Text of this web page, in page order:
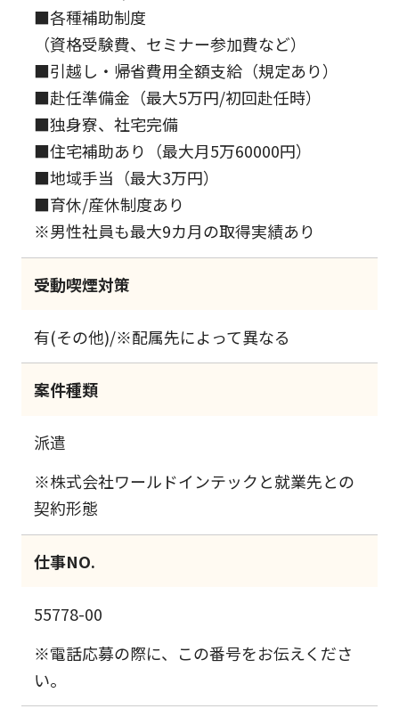
■各種補助制度
（資格受験費、セミナー参加費など）
■引越し・帰省費用全額支給（規定あり）
■赴任準備金（最大5万円/初回赴任時）
■独身寮、社宅完備
■住宅補助あり（最大月5万60000円）
■地域手当（最大3万円）
■育休/産休制度あり
※男性社員も最大9カ月の取得実績あり
受動喫煙対策
有(その他)/※配属先によって異なる
案件種類
派遣
※株式会社ワールドインテックと就業先との
契約形態
仕事NO.
55778-00
※電話応募の際に、この番号をお伝えくださ
い。